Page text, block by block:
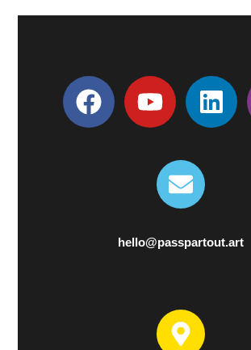
hello@passpartout.art